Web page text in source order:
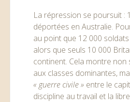
La répression se poursuit :
déportées en Australie.
au point que 12 000
alors que seuls 10 000
continent. Cela montre
aux classes dominantes,
« guerre civile » entre le
discipline au travail et la